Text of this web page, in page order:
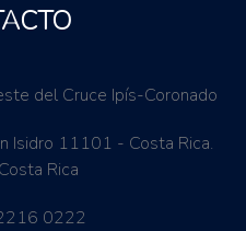
del Cruce Ipís-Coronado
Isidro 11101 - Costa Rica.
Rica
0222